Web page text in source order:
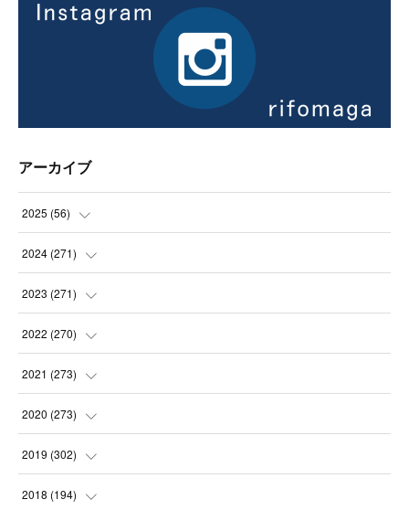
アーカイブ
2025 (56)
(14
(21
(21
2024 (271)
(21
(22
(23
(22
2023 (271)
(22
(23
(23
(21
2022 (270)
(23
(23
(22
(23
2021 (273)
(24
(23
(22
2020 (273)
(24
(22
2019 (302)
(23
2018 (194)